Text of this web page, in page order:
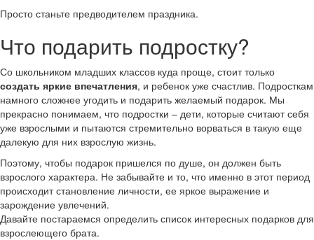
Просто станьте предводителем праздника.
Что подарить подростку?
Со школьником младших классов куда проще, стоит только
создать яркие впечатления, и ребенок уже счастлив. Подросткам
намного сложнее угодить и подарить желаемый подарок. Мы
прекрасно понимаем, что подростки – дети, которые считают себя
уже взрослыми и пытаются стремительно ворваться в такую еще
далекую для них взрослую жизнь.
Поэтому, чтобы подарок пришелся по душе, он должен быть
взрослого характера. Не забывайте и то, что именно в этот период
происходит становление личности, ее яркое выражение и
зарождение увлечений.
Давайте постараемся определить список интересных подарков для
взрослеющего брата.